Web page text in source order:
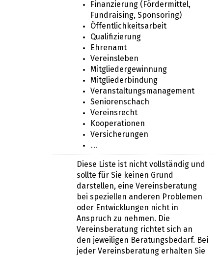
Finanzierung (Fördermittel,
Fundraising, Sponsoring)
Öffentlichkeitsarbeit
Qualifizierung
Ehrenamt
Vereinsleben
Mitgliedergewinnung
Mitgliederbindung
Veranstaltungsmanagement
Seniorenschach
Vereinsrecht
Kooperationen
Versicherungen
…
Diese Liste ist nicht vollständig und
sollte für Sie keinen Grund
darstellen, eine Vereinsberatung
bei speziellen anderen Problemen
oder Entwicklungen nicht in
Anspruch zu nehmen. Die
Vereinsberatung richtet sich an
den jeweiligen Beratungsbedarf. Bei
jeder Vereinsberatung erhalten Sie